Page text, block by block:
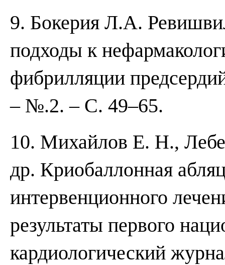
9. Бокерия Л.А.
подходы к
фибрилляции
– №.2. – С. 49–65.
10. Михайлов Е. Н.,
др. Криобаллонная
интервенционного
результаты первого
кардиологический